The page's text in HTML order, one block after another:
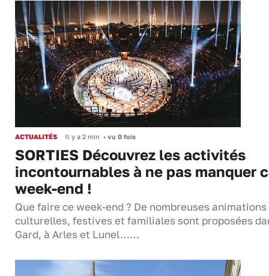
ACTUALITÉS Il y a 2 min • vu 0 fois
SORTIES Découvrez les activités
incontournables à ne pas manquer
week-end !
Que faire ce week-end ? De nombreuses animations
culturelles, festives et familiales sont proposées
Gard, à Arles et Lunel……